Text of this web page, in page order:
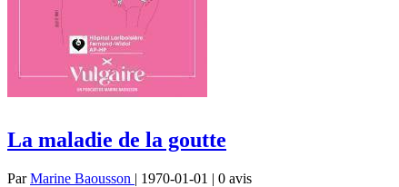
La maladie de la goutte
ParMarine Baousson | 1970-01-01 | 0 avis